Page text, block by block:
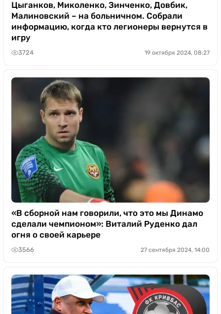
Цыганков, Миколенко, Зинченко, Довбик,
Малиновский – на больничном. Собрали
информацию, когда кто легионеры вернутся в
игру
3724 19 октября 2024, 08:27
«В сборной нам говорили, что это мы Динамо
сделали чемпионом»: Виталий Руденко дал
огня о своей карьере
3566 27 сентября 2024, 14:00